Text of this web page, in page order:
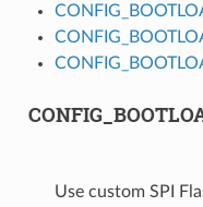
Use custom SPI